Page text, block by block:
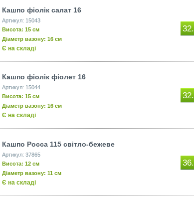
Кашпо фіолік салат 16
Артикул: 15043
Висота: 15 см
Діаметр вазону: 16 см
Є на складі
Кашпо фіолік фіолет 16
Артикул: 15044
Висота: 15 см
Діаметр вазону: 16 см
Є на складі
Кашпо Росса 115 світло-бежеве
Артикул: 37865
Висота: 12 см
Діаметр вазону: 11 см
Є на складі